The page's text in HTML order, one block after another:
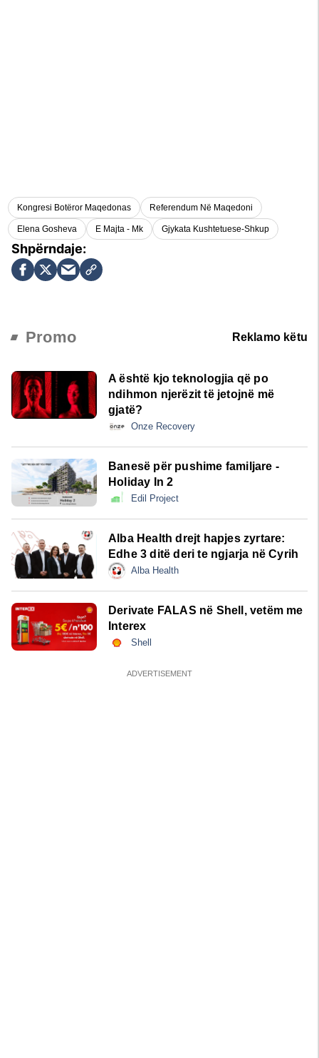
Kongresi Botëror Maqedonas Referendum Në Maqedoni
Elena Gosheva E Majta - Mk Gjykata Kushtetuese-Shkup
Promo Reklamo këtu
A është kjo teknologjia që po
ndihmon njerëzit të jetojnë më
gjatë?
Onze Recovery
Banesë për pushime familjare -
Holiday In 2
Edil Project
Alba Health drejt hapjes zyrtare:
Edhe 3 ditë deri te ngjarja në Cyrih
Alba Health
Derivate FALAS në Shell, vetëm me
Interex
Shell